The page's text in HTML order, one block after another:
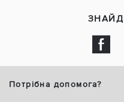
Потрібна допомога?